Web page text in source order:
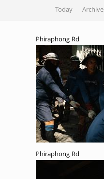
Today Archive
Phiraphong Rd
Phiraphong Rd